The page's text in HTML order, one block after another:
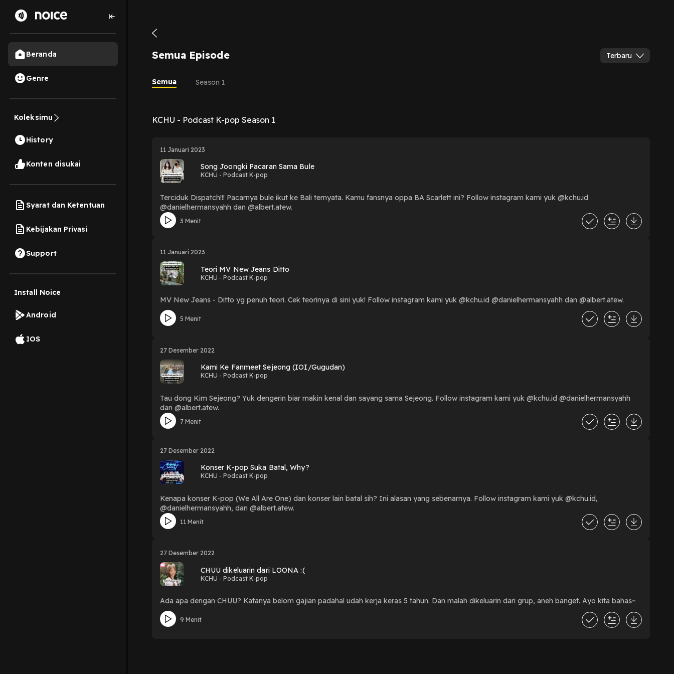
Beranda
Genre
Koleksimu
History
Konten disukai
Syarat dan Ketentuan
Kebijakan Privasi
Support
Install Noice
Android
IOS
Semua Episode Terbaru
Semua Season 1
KCHU - Podcast K-pop Season 1
11 Januari 2023
Song Joongki Pacaran Sama Bule
KCHU - Podcast K-pop
Terciduk Dispatch!!! Pacarnya bule ikut ke Bali ternyata. Kamu fansnya oppa BA Scarlett ini? Follow instagram kami yuk @kchu.id
@danielhermansyahh dan @albert.atew.
3 Menit
11 Januari 2023
Teori MV New Jeans Ditto
KCHU - Podcast K-pop
MV New Jeans - Ditto yg penuh teori. Cek teorinya di sini yuk! Follow instagram kami yuk @kchu.id @danielhermansyahh dan @albert.atew.
5 Menit
27 Desember 2022
Kami Ke Fanmeet Sejeong (IOI/Gugudan)
KCHU - Podcast K-pop
Tau dong Kim Sejeong? Yuk dengerin biar makin kenal dan sayang sama Sejeong. Follow instagram kami yuk @kchu.id @danielhermansyahh
dan @albert.atew.
7 Menit
27 Desember 2022
Konser K-pop Suka Batal, Why?
KCHU - Podcast K-pop
Kenapa konser K-pop (We All Are One) dan konser lain batal sih? Ini alasan yang sebenarnya. Follow instagram kami yuk @kchu.id,
@danielhermansyahh, dan @albert.atew.
11 Menit
27 Desember 2022
CHUU dikeluarin dari LOONA :(
KCHU - Podcast K-pop
Ada apa dengan CHUU? Katanya belom gajian padahal udah kerja keras 5 tahun. Dan malah dikeluarin dari grup, aneh banget. Ayo kita bahas~
9 Menit